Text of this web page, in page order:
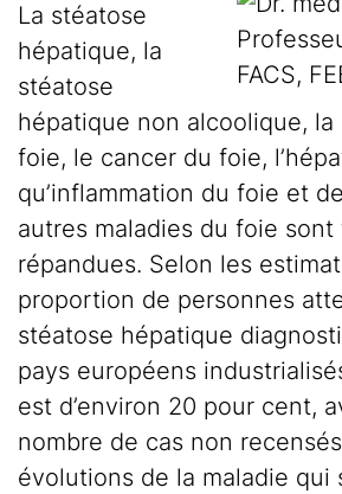
FACS,
La stéatose
hépatique, la
stéatose
hépatique non alcoolique, la
foie, le cancer du foie,
qu’inflammation du foie et
autres maladies du foie sont
répandues. Selon les
proportion de personnes
stéatose hépatique
pays européens
est d’environ 20 pour cent,
nombre de cas non
évolutions de la maladie qui